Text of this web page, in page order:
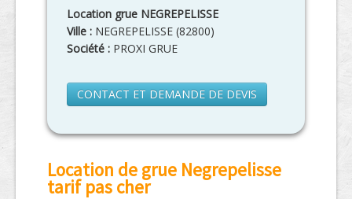
Location grue NEGREPELISSE
Ville : NEGREPELISSE (82800)
Société : PROXI GRUE
CONTACT ET DEMANDE DE DEVIS
Location de grue Negrepelisse
tarif pas cher